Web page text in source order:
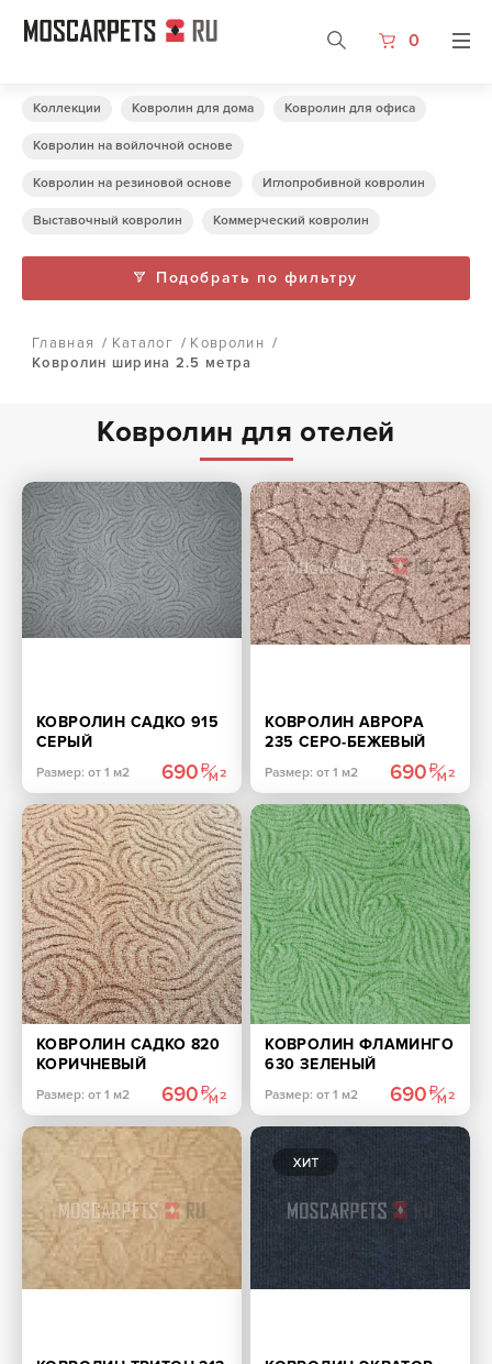
0
Коллекции Ковролин для дома Ковролин для офиса
Ковролин на войлочной основе
Ковролин на резиновой основе Иглопробивной ковролин
Выставочный ковролин Коммерческий ковролин
Подобрать по фильтру
Главная / Каталог / Ковролин /
Ковролин ширина 2.5 метра
Ковролин для отелей
КОВРОЛИН САДКО 915
СЕРЫЙ
Размер: от 1 м2 690
КОВРОЛИН АВРОРА
235 СЕРО-БЕЖЕВЫЙ
Размер: от 1 м2 690
КОВРОЛИН САДКО 820
КОРИЧНЕВЫЙ
Размер: от 1 м2 690
КОВРОЛИН ФЛАМИНГО
630 ЗЕЛЕНЫЙ
Размер: от 1 м2 690